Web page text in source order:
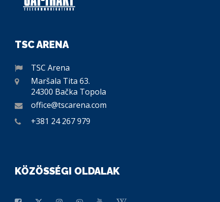
TSC ARENA
TSC Arena
Maršala Tita 63.
24300 Bačka Topola
office@tscarena.com
+381 24 267 979
KÖZÖSSÉGI OLDALAK